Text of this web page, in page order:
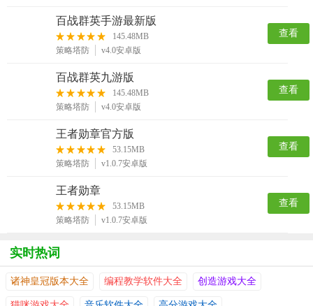
百战群英手游最新版
145.48MB
策略塔防
v4.0安卓版
查看
百战群英九游版
145.48MB
策略塔防
v4.0安卓版
查看
王者勋章官方版
53.15MB
策略塔防
v1.0.7安卓版
查看
王者勋章
53.15MB
策略塔防
v1.0.7安卓版
查看
实时热词
诸神皇冠版本大全 编程教学软件大全 创造游戏大全